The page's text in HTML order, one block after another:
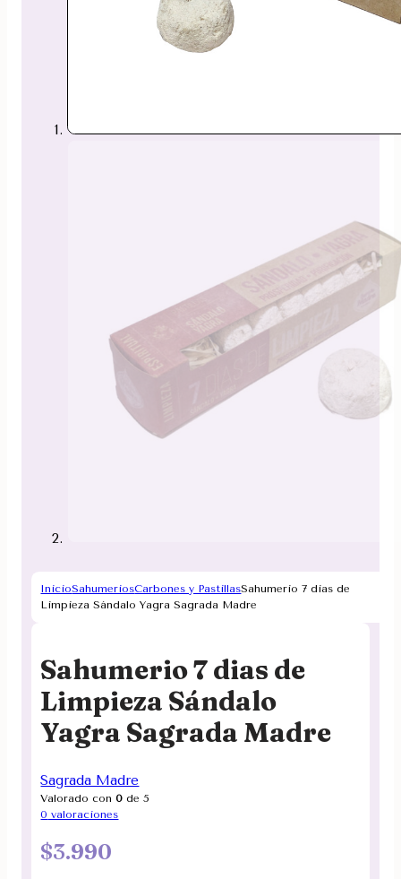
InicioSahumeriosCarbones y PastillasSahumerio 7 dias de
Limpieza Sándalo Yagra Sagrada Madre
Sahumerio 7 dias de
Limpieza Sándalo
Yagra Sagrada Madre
Sagrada Madre
Valorado con0 de 5
0 valoraciones
$3.990